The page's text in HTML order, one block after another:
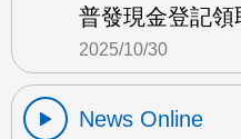
普發現金登記領
2025/10/30
News Online